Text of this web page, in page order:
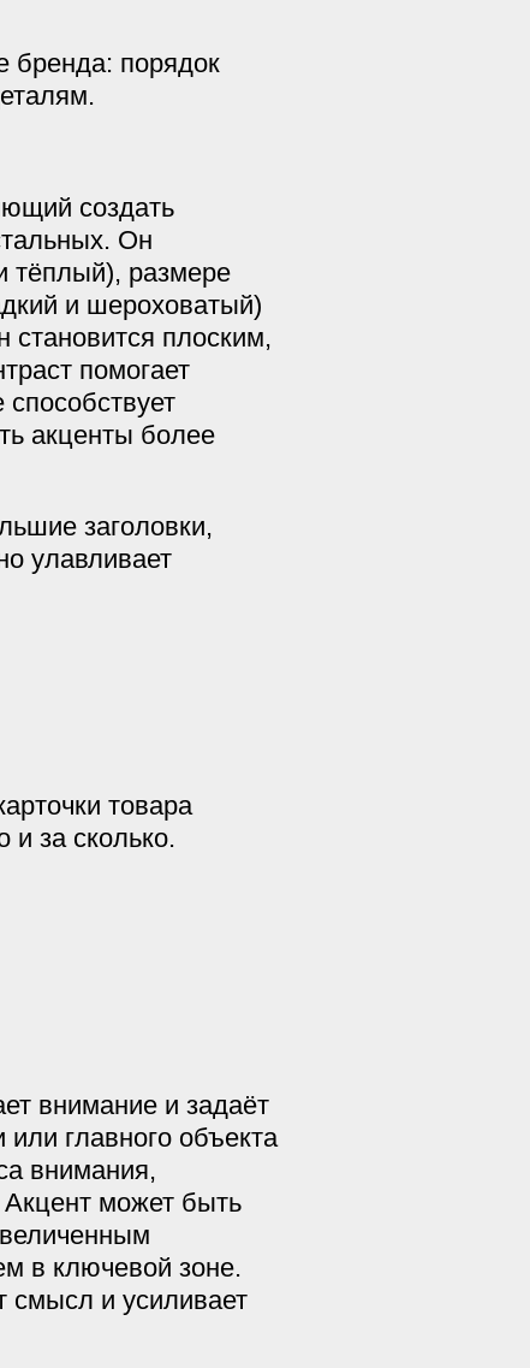
бренда: порядок
создать
Он
тёплый), размере
и шероховатый)
плоским,
помогает
акценты более
заголовки,
улавливает
товара
и за сколько.
внимание и задаёт
главного объекта
внимания,
может быть
в ключевой зоне.
смысл и усиливает